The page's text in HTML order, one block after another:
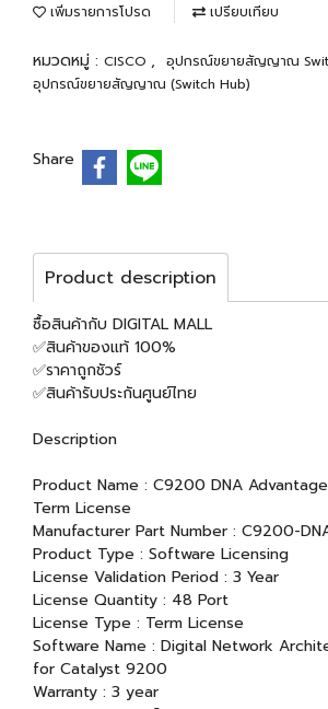
เพิ่มรายการโปรด เปรียบเทียบ
หมวดหมู่ : CISCO , อุปกรณ์ขยายสัญญาณ
อุปกรณ์ขยายสัญญาณ (Switch Hub)
Share
Product description
ซื้อสินค้ากับ DIGITAL MALL
✅สินค้าของแท้ 100%
✅ราคาถูกชัวร์
✅สินค้ารับประกันศูนย์ไทย
Description
Product Name : C9200 DNA
Term License
Manufacturer Part Number : C9200-
Product Type : Software Licensing
License Validation Period : 3 Year
License Quantity : 48 Port
License Type : Term License
Software Name : Digital Network
for Catalyst 9200
Warranty : 3 year